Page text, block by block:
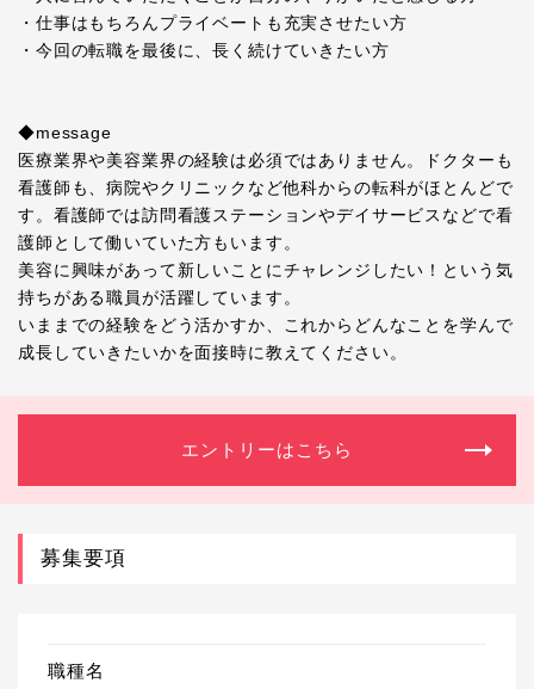
・仕事はもちろんプライベートも充実させたい方
・今回の転職を最後に、長く続けていきたい方
◆message
医療業界や美容業界の経験は必須ではありません。ドクターも
看護師も、病院やクリニックなど他科からの転科がほとんどで
す。看護師では訪問看護ステーションやデイサービスなどで看
護師として働いていた方もいます。
美容に興味があって新しいことにチャレンジしたい！という気
持ちがある職員が活躍しています。
いままでの経験をどう活かすか、これからどんなことを学んで
成長していきたいかを面接時に教えてください。
エントリーはこちら
募集要項
職種名